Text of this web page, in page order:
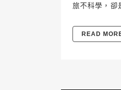
旅不科學，卻
READ